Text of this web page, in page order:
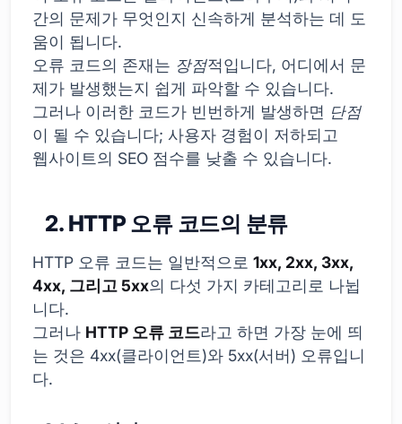
간의 문제가 무엇인지 신속하게 분석하는 데 도
움이 됩니다.
오류 코드의 존재는 장점적입니다, 어디에서 문
제가 발생했는지 쉽게 파악할 수 있습니다.
그러나 이러한 코드가 빈번하게 발생하면 단점
이 될 수 있습니다; 사용자 경험이 저하되고
웹사이트의 SEO 점수를 낮출 수 있습니다.
2. HTTP 오류 코드의 분류
HTTP 오류 코드는 일반적으로 1xx, 2xx, 3xx,
4xx, 그리고 5xx의 다섯 가지 카테고리로 나뉩
니다.
그러나 HTTP 오류 코드라고 하면 가장 눈에 띄
는 것은 4xx(클라이언트)와 5xx(서버) 오류입니
다.